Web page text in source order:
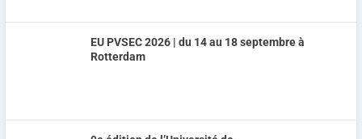
EU PVSEC 2026 | du 14 au 18 septembre à
Rotterdam